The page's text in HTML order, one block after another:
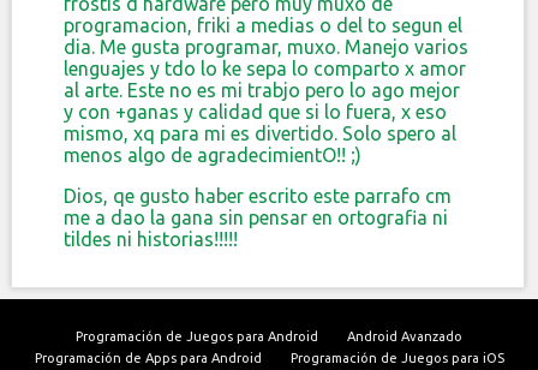
programacion, friki a medias o del to segun el
dia. Me gusta programar, muxo. Manejo varios
lenguajes y tdo lo ke sepa lo comparto x amor
al arte. Este no es mi trabjo pero lo ago mejor
y con +ganas y calidad que si lo fuera, x eso
mismo, xq para mi es divertido. Solo spero al
menos algo de agradecimientO!! ;)
Dios, qe gusto haber escrito este parrafo cm
me a dao la gana sin pensar en ortografia ni
tildes ni historias!!!!!
Programación de Juegos para Android
Android Avanzado
Programación de Apps para Android
Programación de Juegos para iOS